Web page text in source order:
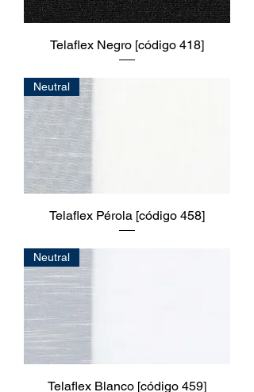
Telaflex Negro [código 418]
Neutral
Telaflex Pérola [código 458]
Neutral
Telaflex Blanco [código 459]